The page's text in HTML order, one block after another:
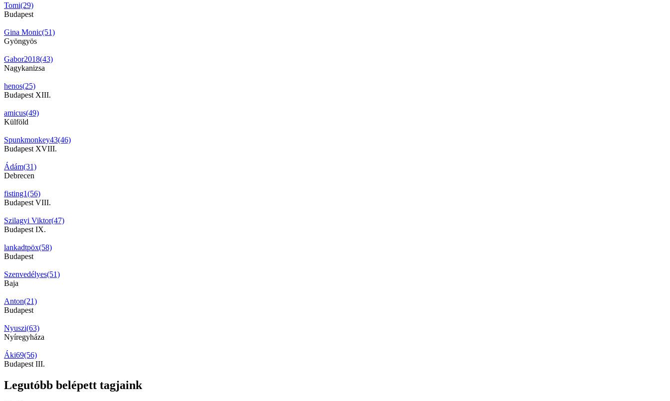
Tomi(29)
Budapest
Gina Monic(51)
Gyöngyös
Gabor2018(43)
Nagykanizsa
henos(25)
Budapest XIII.
amicus(49)
Külföld
Spunkmonkey43(46)
Budapest XVIII.
Ádám(31)
Debrecen
fisting1(56)
Budapest VIII.
Szilagyi Viktor(47)
Budapest IX.
lankadtpöx(58)
Budapest
Szenvedélyes(51)
Baja
Anton(21)
Budapest
Nyuszi(63)
Nyíregyháza
Áki69(56)
Budapest III.
Legutóbb belépett tagjaink